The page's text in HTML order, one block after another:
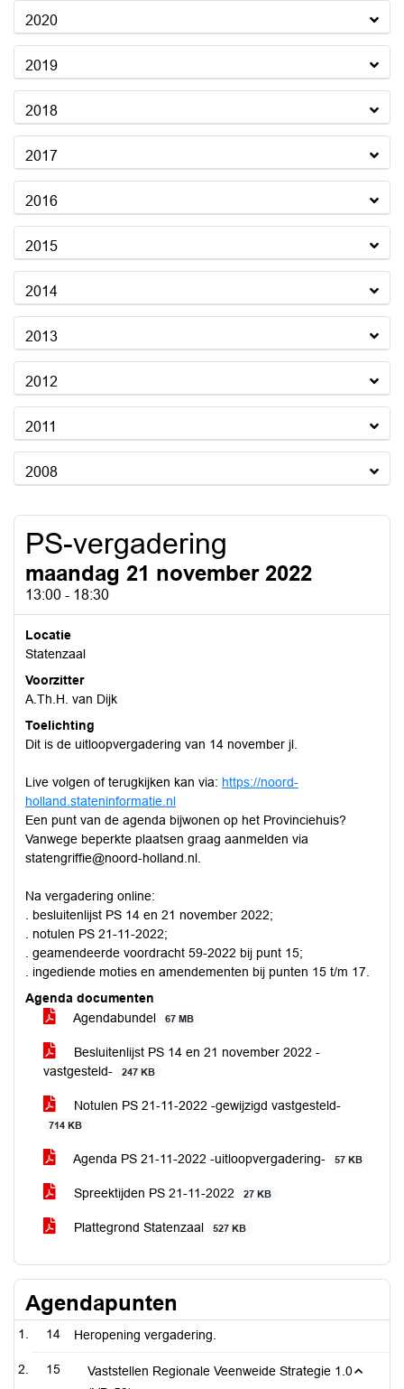
2020
2019
2018
2017
2016
2015
2014
2013
2012
2011
2008
PS-vergadering
maandag 21 november 2022
13:00 - 18:30
Locatie
Statenzaal
Voorzitter
A.Th.H. van Dijk
Toelichting
Dit is de uitloopvergadering van 14 november jl.
Live volgen of terugkijken kan via: https://noord-
holland.stateninformatie.nl
Een punt van de agenda bijwonen op het Provinciehuis?
Vanwege beperkte plaatsen graag aanmelden via
statengriffie@noord-holland.nl.
Na vergadering online:
. besluitenlijst PS 14 en 21 november 2022;
. notulen PS 21-11-2022;
. geamendeerde voordracht 59-2022 bij punt 15;
. ingediende moties en amendementen bij punten 15 t/m 17.
Agenda documenten
Agendabundel
67 MB
Besluitenlijst PS 14 en 21 november 2022 -
vastgesteld-
247 KB
Notulen PS 21-11-2022 -gewijzigd vastgesteld-
714 KB
Agenda PS 21-11-2022 -uitloopvergadering- 57 KB
Spreektijden PS 21-11-2022 27 KB
Plattegrond Statenzaal 527 KB
Agendapunten
14 Heropening vergadering.
15
Vaststellen Regionale Veenweide Strategie 1.0